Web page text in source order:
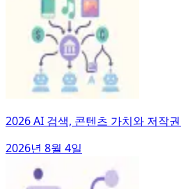
2026 AI 검색, 콘텐츠 가치와 저작
2026년 8월 4일